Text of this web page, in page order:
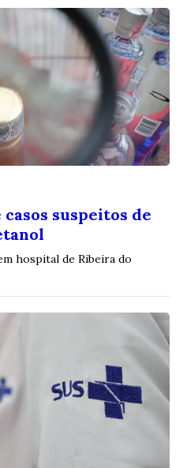
suspeitos de
hospital de Ribeira do